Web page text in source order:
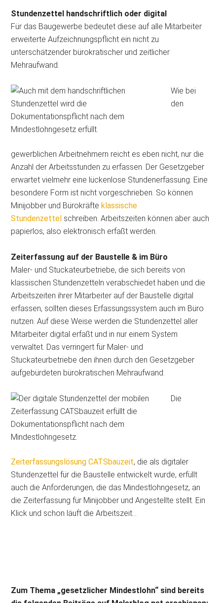
Stundenzettel handschriftlich oder digital
Für das Baugewerbe bedeutet diese auf alle Mitarbeiter
erweiterte Aufzeichnungspflicht ein nicht zu
unterschätzender bürokratischer und zeitlicher
Mehraufwand.
Wie bei
den
gewerblichen Arbeitnehmern reicht es eben nicht, nur die
Anzahl der Arbeitsstunden zu erfassen. Der Gesetzgeber
erwartet vielmehr eine lückenlose Stundenerfassung. Eine
besondere Form ist nicht vorgeschrieben. So können
Minijobber und Bürokräfte klassische
Stundenzettel schreiben. Arbeitszeiten können aber auch
papierlos, also elektronisch erfaßt werden.
Zeiterfassung auf der Baustelle & im Büro
Maler- und Stuckateurbetriebe, die sich bereits von
klassischen Stundenzetteln verabschiedet haben und die
Arbeitszeiten ihrer Mitarbeiter auf der Baustelle digital
erfassen, sollten dieses Erfassungssystem auch im Büro
nutzen. Auf diese Weise werden die Stundenzettel aller
Mitarbeiter digital erfaßt und in nur einem System
verwaltet. Das verringert für Maler- und
Stuckateurbetriebe den ihnen durch den Gesetzgeber
aufgebürdeten bürokratischen Mehraufwand.
Die
Zeiterfassungslösung CATSbauzeit, die als digitaler
Stundenzettel für die Baustelle entwickelt wurde, erfüllt
auch die Anforderungen, die das Mindestlohngesetz, an
die Zeiterfassung für Minijobber und Angestellte stellt. Ein
Klick und schon läuft die Arbeitszeit…
Zum Thema „gesetzlicher Mindestlohn“ sind bereits